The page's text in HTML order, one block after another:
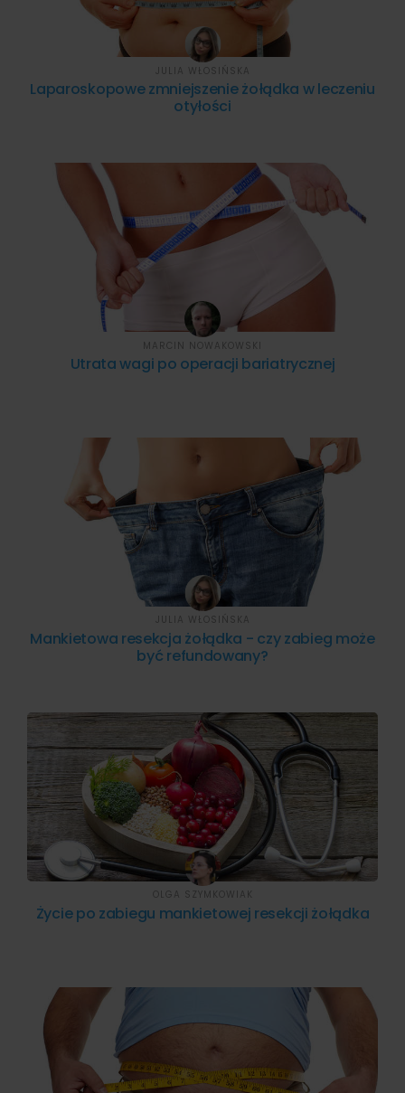
Laparoskopowe zmniejszenie żołądka w leczeniu
otyłości
JULIA WŁOSIŃSKA
Utrata wagi po operacji bariatrycznej
MARCIN NOWAKOWSKI
Mankietowa resekcja żołądka - czy zabieg może
być refundowany?
JULIA WŁOSIŃSKA
Życie po zabiegu mankietowej resekcji żołądka
OLGA SZYMKOWIAK